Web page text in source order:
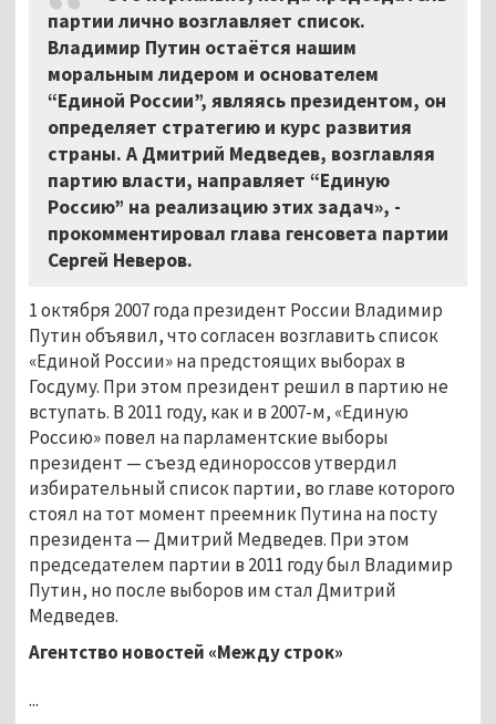
партии лично возглавляет список.
Владимир Путин остаётся нашим
моральным лидером и основателем
“Единой России”, являясь президентом, он
определяет стратегию и курс развития
страны. А Дмитрий Медведев, возглавляя
партию власти, направляет “Единую
Россию” на реализацию этих задач», -
прокомментировал глава генсовета партии
Сергей Неверов.
1 октября 2007 года президент России Владимир
Путин объявил, что согласен возглавить список
«Единой России» на предстоящих выборах в
Госдуму. При этом президент решил в партию не
вступать. В 2011 году, как и в 2007-м, «Единую
Россию» повел на парламентские выборы
президент — съезд единороссов утвердил
избирательный список партии, во главе которого
стоял на тот момент преемник Путина на посту
президента — Дмитрий Медведев. При этом
председателем партии в 2011 году был Владимир
Путин, но после выборов им стал Дмитрий
Медведев.
Агентство новостей «Между строк»
...